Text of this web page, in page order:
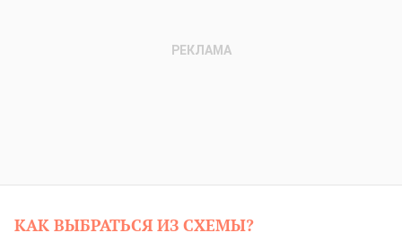
КАК ВЫБРАТЬСЯ ИЗ СХЕМЫ?